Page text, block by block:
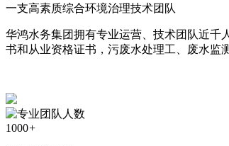
一支高素质综合环境治理技术团队
华鸿水务集团拥有专业运营、技术团队近千
书和从业资格证书，污废水处理工、废水监
1000+